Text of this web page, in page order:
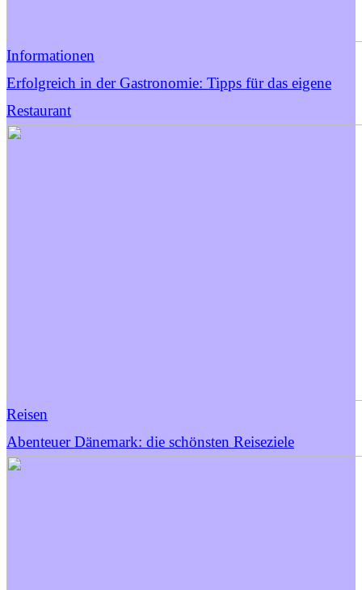
Informationen
Erfolgreich in der Gastronomie: Tipps für das eigene
Restaurant
Reisen
Abenteuer Dänemark: die schönsten Reiseziele